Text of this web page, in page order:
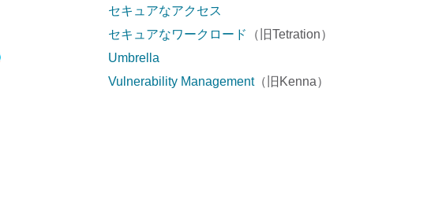
セキュアなアクセス
セキュアなワークロード
（旧Tetration）
Umbrella
Vulnerability Management（旧Kenna）